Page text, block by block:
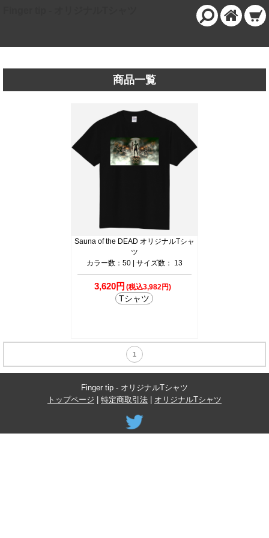
商品一覧
Sauna of the DEAD オリジナルTシャ
ツ
カラー数：50 | サイズ数： 13
3,620円 (税込3,982円)
Tシャツ
1
Finger tip - オリジナルTシャツ
トップページ
特定商取引法 オリジナルTシャツ